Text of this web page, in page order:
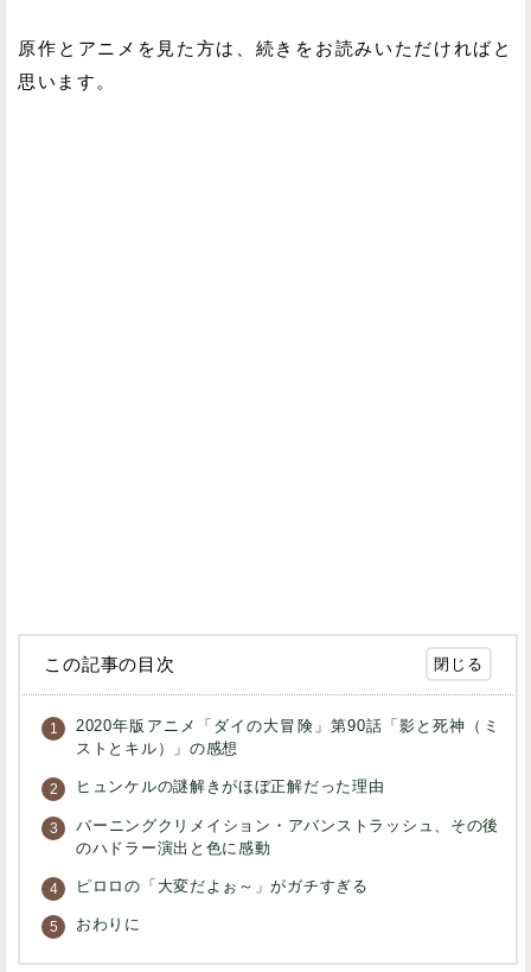
原作とアニメを見た方は、続きをお読みいただければと
思います。
この記事の目次
2020年版アニメ「ダイの大冒険」第90話「影と死神（ミ
ストとキル）」の感想
ヒュンケルの謎解きがほぼ正解だった理由
バーニングクリメイション・アバンストラッシュ、その後
のハドラー演出と色に感動
ピロロの「大変だよぉ～」がガチすぎる
おわりに